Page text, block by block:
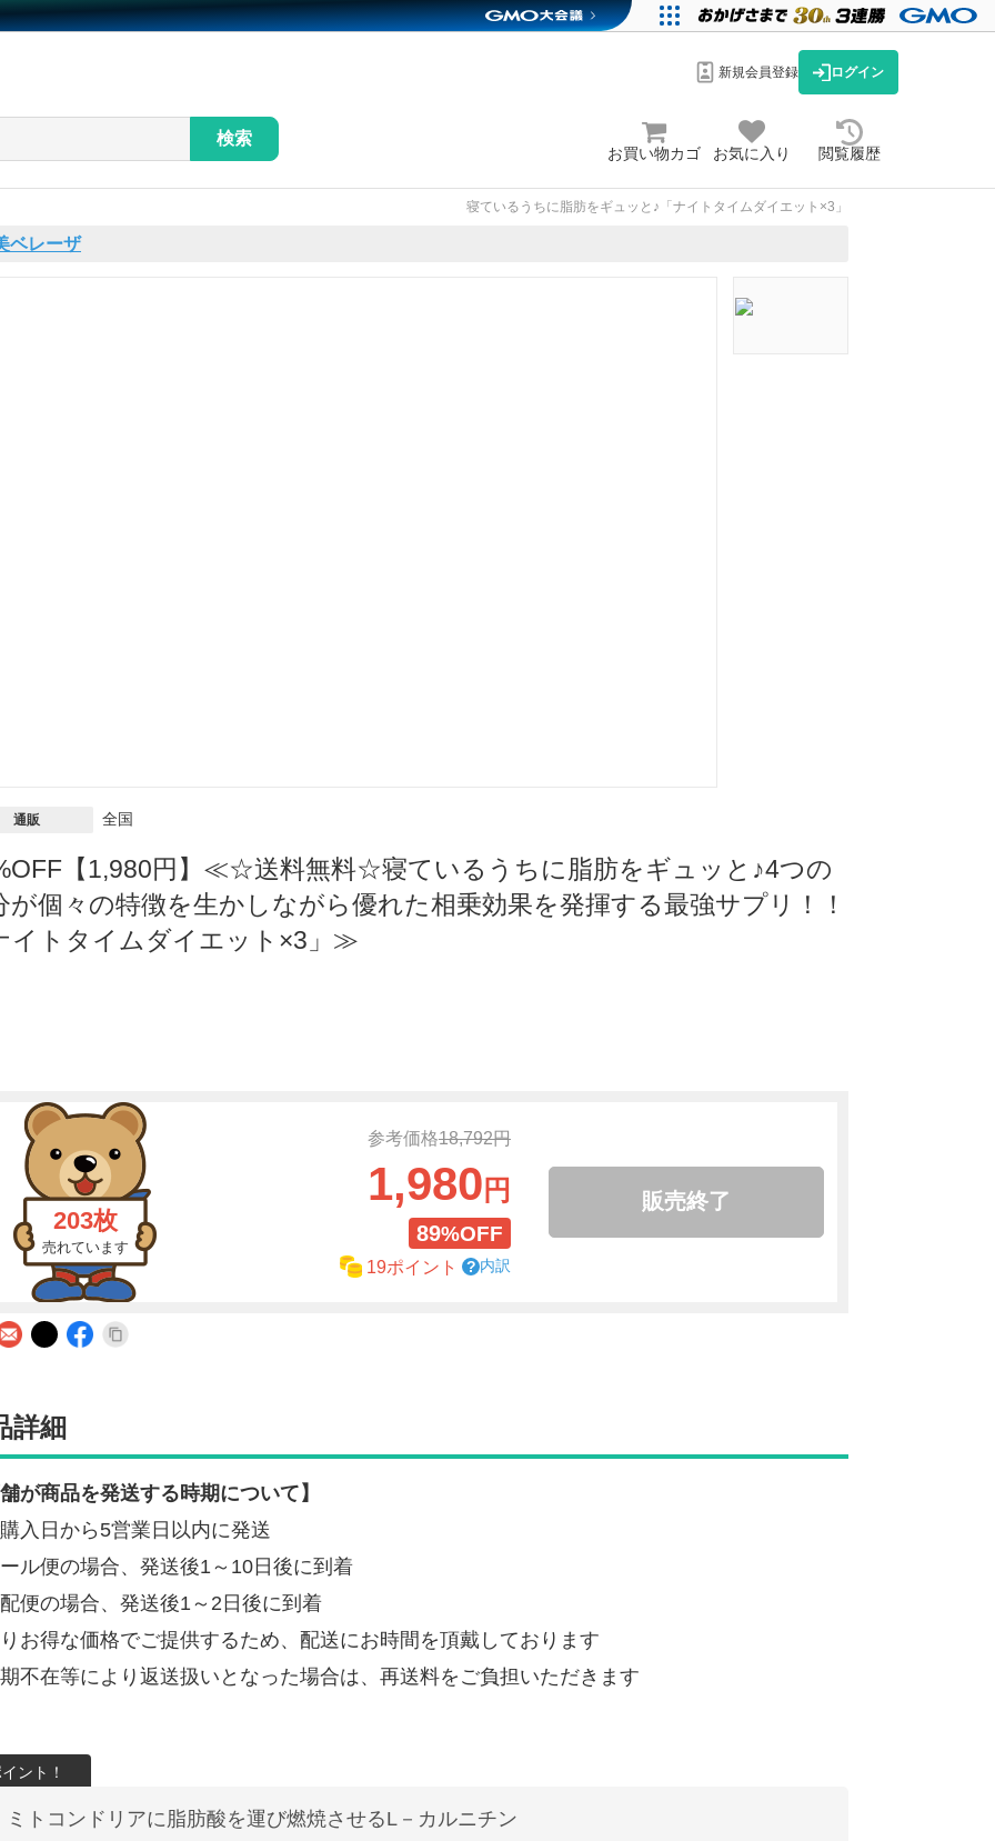
新規会員登録 ログイン
検索
お買い物カゴ お気に入り 閲覧履歴
寝ているうちに脂肪をギュッと♪「ナイトタイムダイエット×3」
ベレーザ
通販 全国
【1,980円】≪☆送料無料☆寝ているうちに脂肪をギュッと♪4つの
が個々の特徴を生かしながら優れた相乗効果を発揮する最強サプリ！！
イトタイムダイエット×3」≫
203枚
売れています
参考価格18,792円
1,980 円
89%OFF
19ポイント 内訳
販売終了
詳細
が商品を発送する時期について】
入日から5営業日以内に発送
ル便の場合、発送後1～10日後に到着
便の場合、発送後1～2日後に到着
お得な価格でご提供するため、配送にお時間を頂戴しております
不在等により返送扱いとなった場合は、再送料をご負担いただきます
ミトコンドリアに脂肪酸を運び燃焼させるL－カルニチン